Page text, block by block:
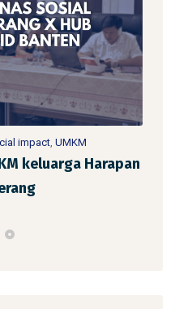
impact UMKM
keluarga Harapan